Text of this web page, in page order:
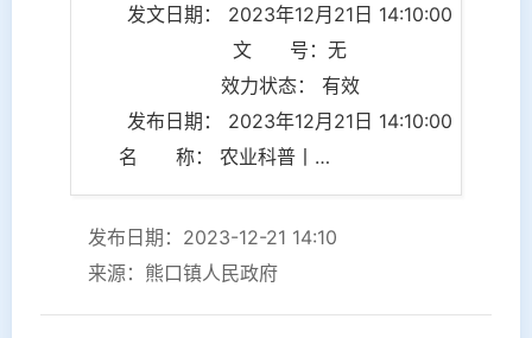
发文日期： 2023年12月21日 14:10:00
文 号：无
效力状态： 有效
发布日期： 2023年12月21日 14:10:00
名 称： 农业科普丨耕地保护政策
发布日期：2023-12-21 14:10
来源：熊口镇人民政府